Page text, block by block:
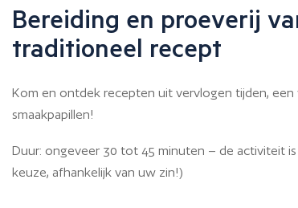
Bereiding en proeverij
traditioneel recept
Kom en ontdek recepten uit vervlogen tijden,
smaakpapillen!
Duur: ongeveer 30 tot 45 minuten – de activiteit
keuze, afhankelijk van uw zin!)